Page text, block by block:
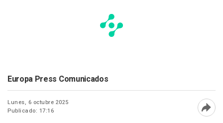
Europa Press Comunicados
Lunes, 6 octubre 2025
Publicado: 17:16